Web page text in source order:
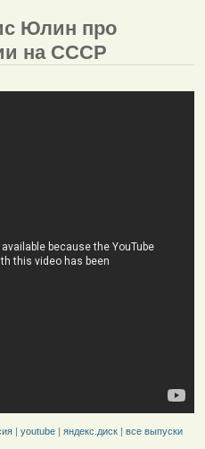
Юлин про
на СССР
| youtube | яндекс.диск | все выпуски